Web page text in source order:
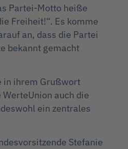
Partei-Motto heiße
Freiheit!“. Es komme
an, dass die Partei
bekannt gemacht
in ihrem Grußwort
auch die
ein zentrales
Stefanie